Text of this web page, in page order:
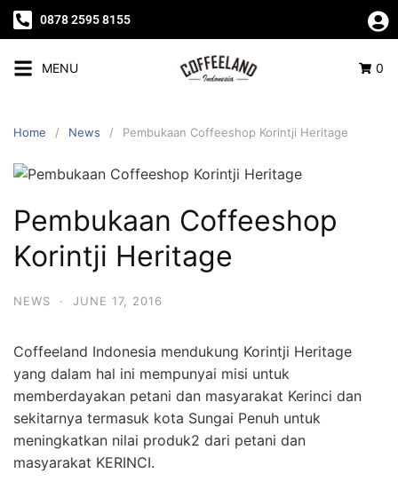
0878 2595 8155
MENU 0
Home News Pembukaan Coffeeshop Korintji Heritage
Pembukaan Coffeeshop
Korintji Heritage
NEWS · JUNE 17, 2016
Coffeeland Indonesia mendukung Korintji Heritage
yang dalam hal ini mempunyai misi untuk
memberdayakan petani dan masyarakat Kerinci dan
sekitarnya termasuk kota Sungai Penuh untuk
meningkatkan nilai produk2 dari petani dan
masyarakat KERINCI.